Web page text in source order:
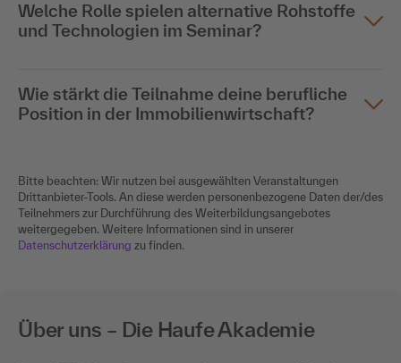
Welche Rolle spielen alternative Rohstoffe
und Technologien im Seminar?
Wie stärkt die Teilnahme deine berufliche
Position in der Immobilienwirtschaft?
Bitte beachten: Wir nutzen bei ausgewählten Veranstaltungen
Drittanbieter-Tools. An diese werden personenbezogene Daten der/des
Teilnehmers zur Durchführung des Weiterbildungsangebotes
weitergegeben. Weitere Informationen sind in unserer
Datenschutzerklärung zu finden.
Über uns – Die Haufe Akademie